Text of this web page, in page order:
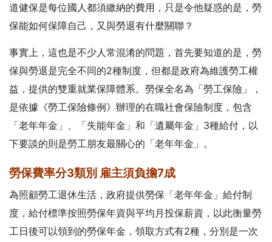
道健保是每位國人都須繳納的費用，只是令他疑惑的是，勞
保能如何保障自己，又與勞退有什麼關聯？
事實上，這也是不少人常混淆的問題，首先要知道的是，勞
保與勞退是完全不同的2種制度，但都是政府為維護勞工權
益，提供的雙重就業保障體系。勞保全名為「勞工保險」，
是依據《勞工保險條例》辦理的在職社會保險制度，包含
「老年年金」、「失能年金」和「遺屬年金」3種給付，以
下要談的則是勞工朋友最關心的「老年年金」。
勞保費率分3類別 雇主須負擔7成
為照顧勞工退休生活，政府提供勞保「老年年金」給付制
度，給付標準按照勞保年資與平均月投保薪資，以此衡量勞
工日後可以領到的勞保年金，領取方式有2種，分別是一次